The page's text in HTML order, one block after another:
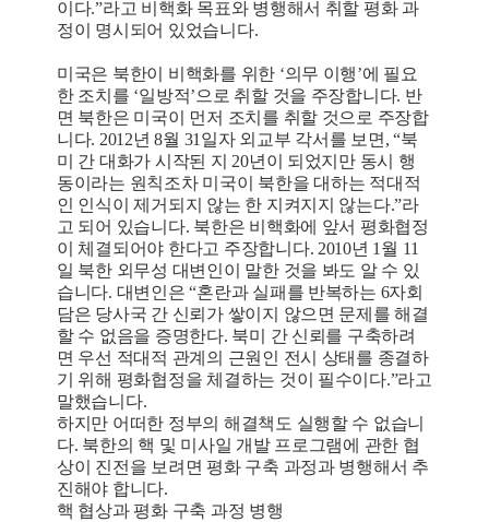
이다.”라고 비핵화 목표와 병행해서 취할 평화 과
정이 명시되어 있었습니다.
미국은 북한이 비핵화를 위한 ‘의무 이행’에 필요
한 조치를 ‘일방적’으로 취할 것을 주장합니다. 반
면 북한은 미국이 먼저 조치를 취할 것으로 주장합
니다. 2012년 8월 31일자 외교부 각서를 보면, “북
미 간 대화가 시작된 지 20년이 되었지만 동시 행
동이라는 원칙조차 미국이 북한을 대하는 적대적
인 인식이 제거되지 않는 한 지켜지지 않는다.”라
고 되어 있습니다. 북한은 비핵화에 앞서 평화협정
이 체결되어야 한다고 주장합니다. 2010년 1월 11
일 북한 외무성 대변인이 말한 것을 봐도 알 수 있
습니다. 대변인은 “혼란과 실패를 반복하는 6자회
담은 당사국 간 신뢰가 쌓이지 않으면 문제를 해결
할 수 없음을 증명한다. 북미 간 신뢰를 구축하려
면 우선 적대적 관계의 근원인 전시 상태를 종결하
기 위해 평화협정을 체결하는 것이 필수이다.”라고
말했습니다.
하지만 어떠한 정부의 해결책도 실행할 수 없습니
다. 북한의 핵 및 미사일 개발 프로그램에 관한 협
상이 진전을 보려면 평화 구축 과정과 병행해서 추
진해야 합니다.
핵 협상과 평화 구축 과정 병행